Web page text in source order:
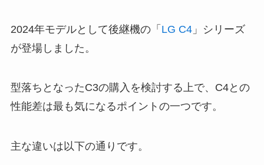
2024年モデルとして後継機の「 LG C4」シリーズ
が登場しました。
型落ちとなったC3の購入を検討する上で、C4との
性能差は最も気になるポイントの一つです。
主な違いは以下の通りです。